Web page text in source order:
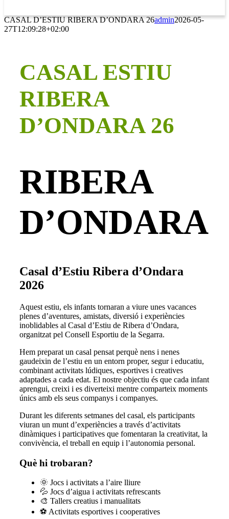
CASAL D’ESTIU RIBERA D’ONDARA 26admin2026-05-
27T12:09:28+02:00
CASAL ESTIU
RIBERA
D’ONDARA 26
RIBERA
D’ONDARA
Casal d’Estiu Ribera d’Ondara
2026
Aquest estiu, els infants tornaran a viure unes vacances
plenes d’aventures, amistats, diversió i experiències
inoblidables al Casal d’Estiu de Ribera d’Ondara,
organitzat pel Consell Esportiu de la Segarra.
Hem preparat un casal pensat perquè nens i nenes
gaudeixin de l’estiu en un entorn proper, segur i educatiu,
combinant activitats lúdiques, esportives i creatives
adaptades a cada edat. El nostre objectiu és que cada infant
aprengui, creixi i es diverteixi mentre comparteix moments
únics amb els seus companys i companyes.
Durant les diferents setmanes del casal, els participants
viuran un munt d’experiències a través d’activitats
dinàmiques i participatives que fomentaran la creativitat, la
convivència, el treball en equip i l’autonomia personal.
Què hi trobaran?
🌞 Jocs i activitats a l’aire lliure
💦 Jocs d’aigua i activitats refrescants
🎨 Tallers creatius i manualitats
⚽ Activitats esportives i cooperatives